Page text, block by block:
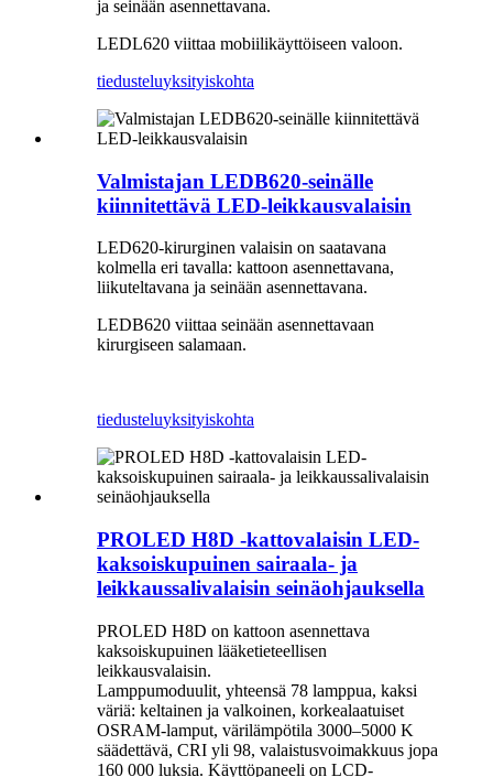
ja seinään asennettavana.
LEDL620 viittaa mobiilikäyttöiseen valoon.
tiedusteluyksityiskohta
Valmistajan LEDB620-seinälle
kiinnitettävä LED-leikkausvalaisin
LED620-kirurginen valaisin on saatavana
kolmella eri tavalla: kattoon asennettavana,
liikuteltavana ja seinään asennettavana.
LEDB620 viittaa seinään asennettavaan
kirurgiseen salamaan.
tiedusteluyksityiskohta
PROLED H8D -kattovalaisin LED-
kaksoiskupuinen sairaala- ja
leikkaussalivalaisin seinäohjauksella
PROLED H8D on kattoon asennettava
kaksoiskupuinen lääketieteellisen
leikkausvalaisin.
Lamppumoduulit, yhteensä 78 lamppua, kaksi
väriä: keltainen ja valkoinen, korkealaatuiset
OSRAM-lamput, värilämpötila 3000–5000 K
säädettävä, CRI yli 98, valaistusvoimakkuus jopa
160 000 luksia. Käyttöpaneeli on LCD-